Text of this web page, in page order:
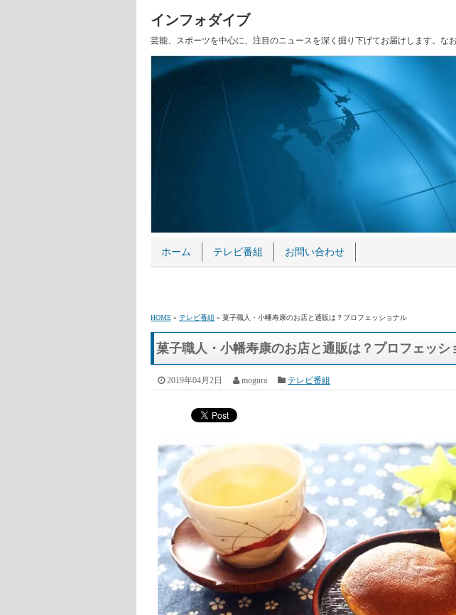
インフォダイブ
芸能、スポーツを中心に、注目のニュースを深く掘り下げてお届けします。な
ホーム テレビ番組 お問い合わせ
»テレビ番組 » 菓子職人・小幡寿康のお店と通販は？プロフェッショナル
菓子職人・小幡寿康のお店と通販は？プロフェッシ
2019年04月2日 mogura テレビ番組